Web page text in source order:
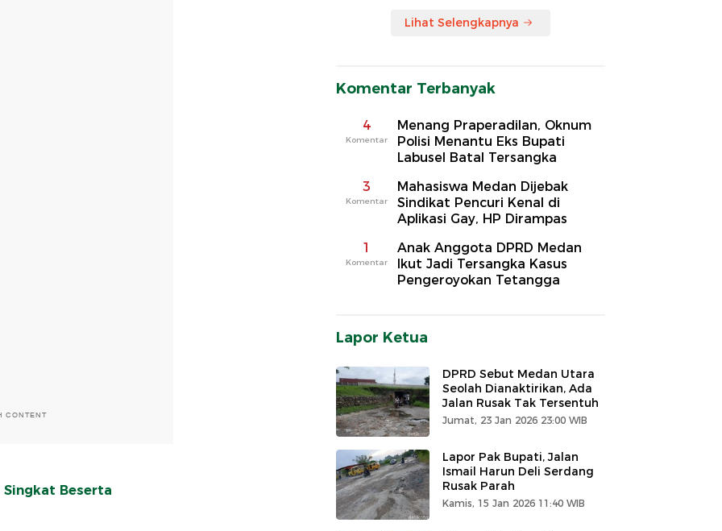
CONTENT
Beserta
Lihat Selengkapnya
Komentar Terbanyak
4
Komentar
Menang Praperadilan, Oknum
Polisi Menantu Eks Bupati
Labusel Batal Tersangka
3
Komentar
Mahasiswa Medan Dijebak
Sindikat Pencuri Kenal di
Aplikasi Gay, HP Dirampas
1
Komentar
Anak Anggota DPRD Medan
Ikut Jadi Tersangka Kasus
Pengeroyokan Tetangga
Lapor Ketua
DPRD Sebut Medan Utara
Seolah Dianaktirikan, Ada
Jalan Rusak Tak Tersentuh
Jumat, 23 Jan 2026 23:00 WIB
Lapor Pak Bupati, Jalan
Ismail Harun Deli Serdang
Rusak Parah
Kamis, 15 Jan 2026 11:40 WIB